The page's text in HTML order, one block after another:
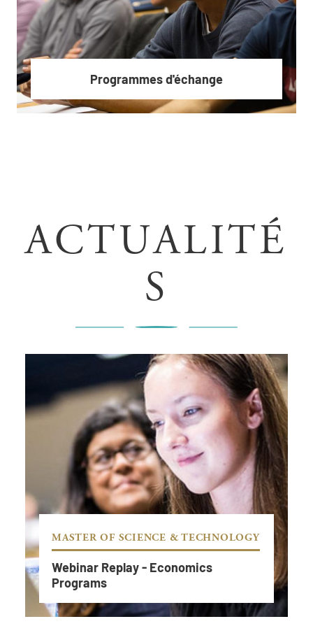
Executive Master
En savoir plus
Programmes d'échange
En savoir plus
ACTUALITÉ
S
MASTER OF SCIENCE & TECHNOLOGY
Webinar Replay - Economics
Programs